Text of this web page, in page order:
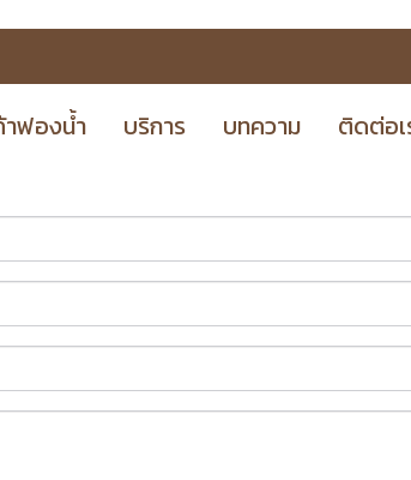
ฟองน้ำ บริการ บทความ ติดต่อ